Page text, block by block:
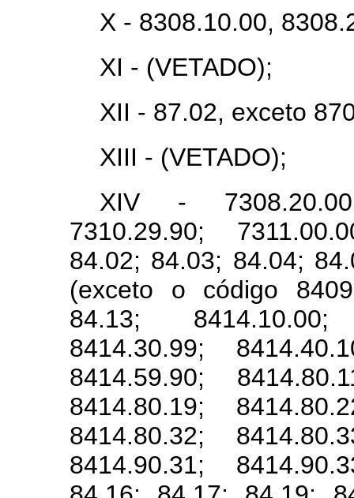
X - 8308.10.00,
XI - (VETADO);
XII - 87.02, exceto
XIII - (VETADO);
XIV -
7310.29.90;
84.02; 84.03; 84.04;
(exceto o código
84.13; 8414.10.00;
8414.30.99;
8414.59.90;
8414.80.19;
8414.80.32;
8414.90.31;